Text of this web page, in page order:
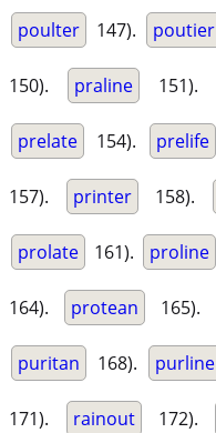
poulter 147). poutier
150). praline 151).
prelate 154). prelife
157). printer 158).
prolate 161). proline
164). protean 165).
puritan 168). purline
171). rainout 172).